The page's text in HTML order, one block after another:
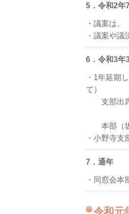
5．令和2
・議案は
・議案や
6．令和3年
・1年延期
て）
支部出席
本部（坂
・小野寺
7．通年
・同窓会
令和